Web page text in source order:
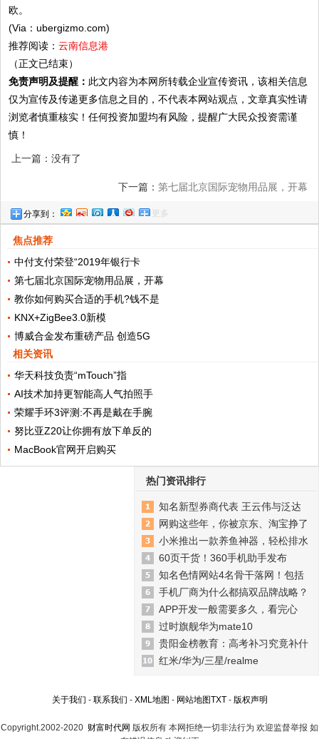
欧。
(Via：ubergizmo.com)
推荐阅读：云南信息港
（正文已结束）
免责声明及提醒： 此文内容为本网所转载企业宣传资讯，该相关信息
仅为宣传及传递更多信息之目的，不代表本网站观点，文章真实性请
浏览者慎重核实！任何投资加盟均有风险，提醒广大民众投资需谨
慎！
上一篇：没有了
下一篇： 第七届北京国际宠物用品展，开幕
分享到： 更多
焦点推荐
中付支付荣登“2019年银行卡
第七届北京国际宠物用品展，开幕
教你如何购买合适的手机?钱不是
KNX+ZigBee3.0新模
博威合金发布重磅产品 创造5G
相关资讯
华天科技负责“mTouch”指
AI技术加持更智能高人气拍照手
荣耀手环3评测:不再是戴在手腕
努比亚Z20让你拥有放下单反的
MacBook官网开启购买
热门资讯排行
知名新型券商代表 王云伟与泛达
网购这些年，你被京东、淘宝挣了
小米推出一款养鱼神器，轻松排水
60页干货！360手机助手发布
知名色情网站4名骨干落网！包括
手机厂商为什么都搞双品牌战略？
APP开发一般需要多久，看完心
过时旗舰华为mate10
贵阳金榜教育：高考补习究竟补什
红米/华为/三星/realme
关于我们 - 联系我们 - XML地图 - 网站地图TXT- 版权声明
Copyright.2002-2020 财富时代网 版权所有 本网拒绝一切非法行为 欢迎监督举报 如